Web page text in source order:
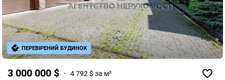
3 000 000 $ 4 792 $ за м²
ПЕРЕВІРЕНИЙ БУДИНОК